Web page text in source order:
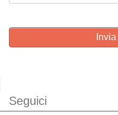
Seguici